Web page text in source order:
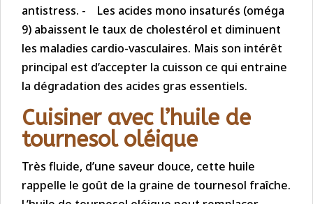
antistress. - Les acides mono insaturés (oméga
9) abaissent le taux de cholestérol et diminuent
les maladies cardio-vasculaires. Mais son intérêt
principal est d’accepter la cuisson ce qui entraine
la dégradation des acides gras essentiels.
Cuisiner avec l’huile de
tournesol oléique
Très fluide, d’une saveur douce, cette huile
rappelle le goût de la graine de tournesol fraîche.